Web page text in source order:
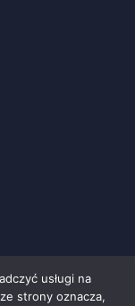
usługi na
strony oznacza,